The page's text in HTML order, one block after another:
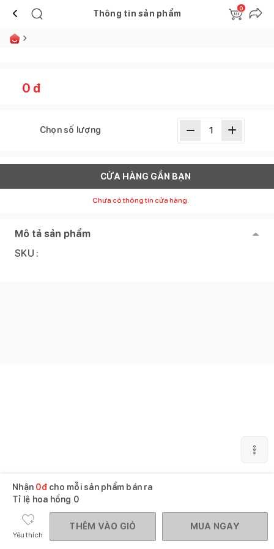
Thông tin sản phẩm
0
0 đ
Chọn số lượng
CỬA HÀNG GẦN BẠN
Chưa có thông tin cửa hàng.
Mô tả sản phẩm
SKU :
Nhận 0đcho mỗi sản phẩm bán ra
Tỉ lệ hoa hồng 0
Yêu thích
THÊM VÀO GIỎ MUA NGAY